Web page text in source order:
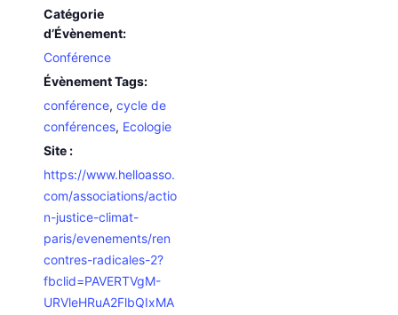
Catégorie
d’Évènement:
Conférence
Évènement Tags:
conférence,cycle de
conférences, Ecologie
Site :
https://www.helloasso.
com/associations/actio
n-justice-climat-
paris/evenements/ren
contres-radicales-2?
fbclid=PAVERTVgM-
URVleHRuA2FlbQIxMA